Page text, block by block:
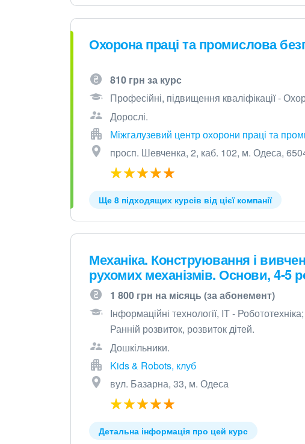
Охорона праці та промислова
810 грн за курс
Професійні, підвищення кваліфікації -
Дорослі.
Міжгалузевий центр охорони праці та
просп. Шевченка, 2, каб. 102, м. Одеса,
Ще 8 підходящих курсів від цієї компанії
Механіка. Конструювання і
рухомих механізмів. Основи, 4-5
1 800 грн на місяць (за абонемент)
Інформаційні технології, IT -
Ранній розвиток, розвиток дітей.
Дошкільники.
Kids & Robots, клуб
вул. Базарна, 33, м. Одеса
Детальна інформація про цей курс